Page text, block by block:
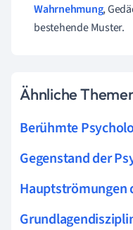
Wahrnehmung,
bestehende Muster.
Ähnliche
Berühmte
Gegenstand der
Hauptströmungen